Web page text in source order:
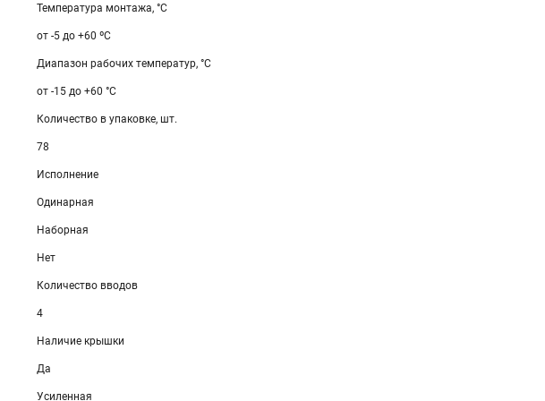
Температура монтажа, °С
от -5 до +60 ºС
Диапазон рабочих температур, °С
от -15 до +60 °С
Количество в упаковке, шт.
78
Исполнение
Одинарная
Наборная
Нет
Количество вводов
4
Наличие крышки
Да
Усиленная